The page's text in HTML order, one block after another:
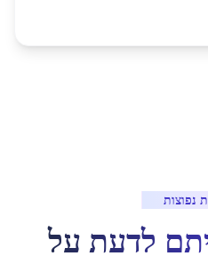
נפוצות
לדעת על